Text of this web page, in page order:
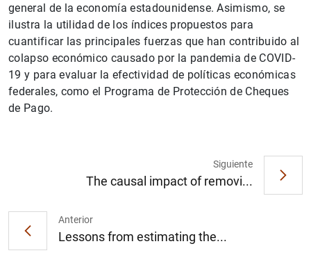
general de la economía estadounidense. Asimismo, se
ilustra la utilidad de los índices propuestos para
cuantificar las principales fuerzas que han contribuido al
colapso económico causado por la pandemia de COVID-
19 y para evaluar la efectividad de políticas económicas
federales, como el Programa de Protección de Cheques
de Pago.
Anterior
Lessons from estimating the...
Siguiente
The causal impact of removi...
2